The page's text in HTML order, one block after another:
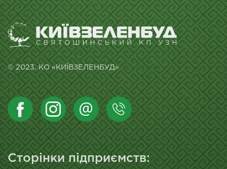
© 2023. КО «КИЇВЗЕЛЕНБУД»
Сторінки підприємств: